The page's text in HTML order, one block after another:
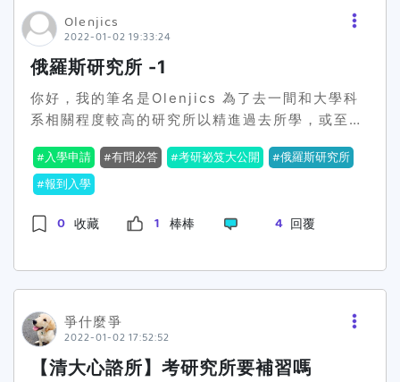
畢業。以下分享我針對延畢的想法。 -延畢這件
事-先說，我是個自尊心很強的人，我知道很多研
究所延畢反而才是常態，但校系關係，我們這科系
多半都是兩年畢業，當跟你同屆的幾乎都畢業我真
的很茫然，很討厭自己。這次收到網站邀請參加活
動，我思考了許久「我有甚麼可以分享給大家
但最終還是選擇發文，我以切身經驗告訴看到這篇
文的大家關於延畢這件事：1.延畢不是世界末日，
以思考看看是否要及時止損，想想看你的畢業門檻
完成，不如念下去，多一個碩博士學歷出社會起點
比別人更前面，但是已經沒心力了，不如就先休學
看看，有些問題不是待久就能迎刃而解的。我自己
是認為，休學兩年內反悔還可以回來念，如果過了
期限出社會後也隨時可以再念，甚至可以轉換跑
道，說不定現在卡關的事物，出了社會面對實務需
(欲補習者)可參考補習班跟著老師們的課程安排做
學習，特別是欲準備企研所與財金所的學弟妹們，
企研所通常是經濟學、統計學與管理學三科選兩科
做為投考組合(因報考學校而異，但個人不太確定
是否有三科皆要考試的企研所)，而財金所則是必
備經濟學、統計學與財務管理三科的能力。
雖僅是兩到三科的科目，看似準備容易，實際上並
非如此，因為經濟學包括了個體經濟學與總體經濟
學兩大部份，統計學則是除了機率、抽樣分配、假
設檢定與迴歸等內容之外，亦包括了數理統計與計
量經濟等更為進階的課程，若是要準備財金所者，
知，準備研究所，無論是甄試抑或是考試入學，都
將是一條極為不易且艱辛的路，建議有心繼續升學
者應及早做準備。D.就讀北大企研所的心得
兩年就必須讀完。無論求學期間發生什麼事，順利
不順利都只是過程。 俄羅斯雖有自己的獎學金申請
系統，然而在Olenjics畢業當時這事於我國還不是
非常普及，加上Olenjics還對國內另外的獎學金感
興趣，所以大學畢業那年只是試了一下系統操作，
沒有真的按照流程申請，但三年多後，也就是現
在，透過俄國系統申請這個獎學金在台灣也已經有
一定人數嘗試成功了，真心推薦各位也去試試！ 新
年快樂，預祝成功！ Olenjics*如果想要認識多一
些關於俄羅斯生活可以看看http:olenjics.com想
學習一些基本俄語會話的話歡迎追蹤
Olenjics
2022-01-02 19:33:24
俄羅斯研究所 -1
你好，我的筆名是Olenjics 為了去一間和大學科
系相關程度較高的研究所以精進過去所學，或至少
加上自身因素排除知名度最高的莫斯科大學為首選
後，去了俄羅斯國立普希金對外俄語教學學院（以
關係，因為普院如名，按俄國學制來說就是一個大
的名字Olenjics很喜歡，加上它也曾經出現於老師
言談中，那麽感覺應該會很不錯吧！ 基於上述原
因，Olenjics只對普院有興趣，沒有來自於其它候
選學校要排序給誰誰誰，以及尋找更多與其有關資
訊的困擾，所以在申請入學之初，只是去看了一下
普院官網，找到給研究生瀏覽的相關訊息和一處我
入學申請 有問必答 考研祕笈大公開
俄羅斯研究所
報到入學
0 收藏 1 棒棒 4 回覆
爭什麼爭
2022-01-02 17:52:52
【清大心諮所】考研究所要補習嗎